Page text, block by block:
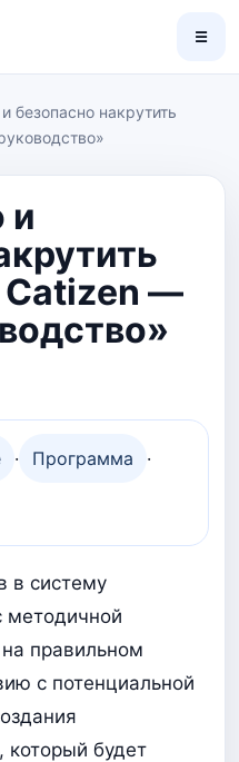
☰
безопасно накрутить
и
Catizen —
· Программа ·
в систему
методичной
правильном
с потенциальной
который будет